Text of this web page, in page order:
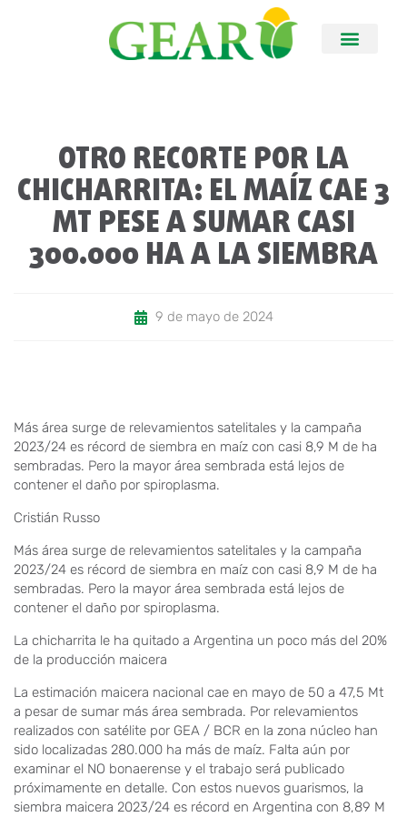
OTRO RECORTE POR LA
CHICHARRITA: EL MAÍZ CAE 3
MT PESE A SUMAR CASI
300.000 HA A LA SIEMBRA
9 de mayo de 2024
Más área surge de relevamientos satelitales y la campaña
2023/24 es récord de siembra en maíz con casi 8,9 M de ha
sembradas. Pero la mayor área sembrada está lejos de
contener el daño por spiroplasma.
Cristián Russo
Más área surge de relevamientos satelitales y la campaña
2023/24 es récord de siembra en maíz con casi 8,9 M de ha
sembradas. Pero la mayor área sembrada está lejos de
contener el daño por spiroplasma.
La chicharrita le ha quitado a Argentina un poco más del 20%
de la producción maicera
La estimación maicera nacional cae en mayo de 50 a 47,5 Mt
a pesar de sumar más área sembrada. Por relevamientos
realizados con satélite por GEA / BCR en la zona núcleo han
sido localizadas 280.000 ha más de maíz. Falta aún por
examinar el NO bonaerense y el trabajo será publicado
próximamente en detalle. Con estos nuevos guarismos, la
siembra maicera 2023/24 es récord en Argentina con 8,89 M